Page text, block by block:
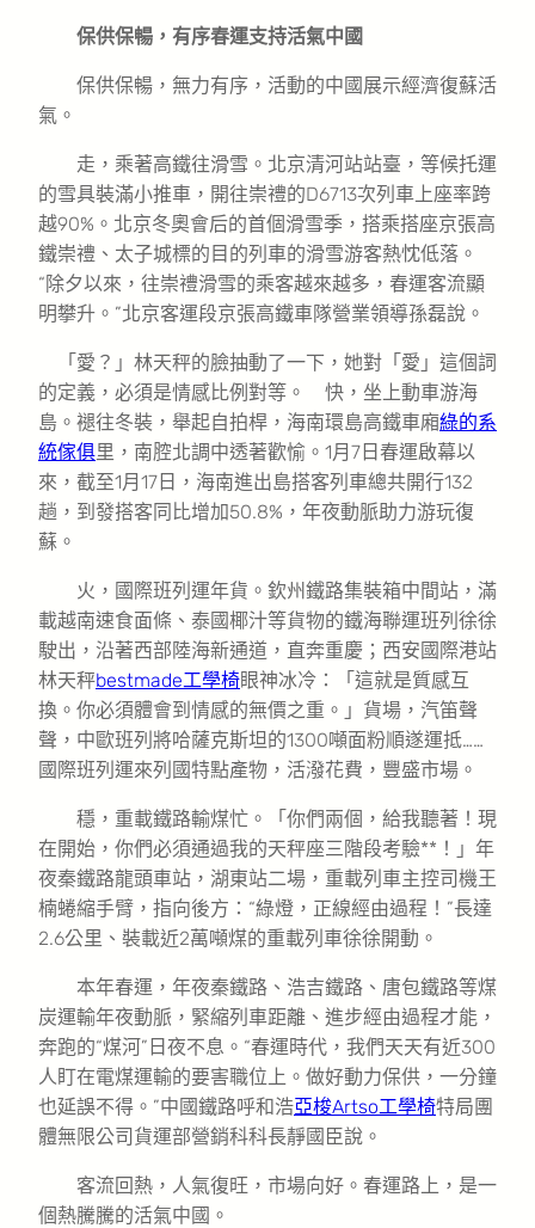
保供保暢，有序春運支持活氣中國
保供保暢，無力有序，活動的中國展示經濟復蘇活
氣。
走，乘著高鐵往滑雪。北京清河站站臺，等候托運
的雪具裝滿小推車，開往崇禮的D6713次列車上座率跨
越90%。北京冬奧會后的首個滑雪季，搭乘搭座京張高
鐵崇禮、太子城標的目的列車的滑雪游客熱忱低落。
“除夕以來，往崇禮滑雪的乘客越來越多，春運客流顯
明攀升。”北京客運段京張高鐵車隊營業領導孫磊說。
「愛？」林天秤的臉抽動了一下，她對「愛」這個詞
的定義，必須是情感比例對等。 快，坐上動車游海
島。褪往冬裝，舉起自拍桿，海南環島高鐵車廂綠的系
統傢俱里，南腔北調中透著歡愉。1月7日春運啟幕以
來，截至1月17日，海南進出島搭客列車總共開行132
趟，到發搭客同比增加50.8%，年夜動脈助力游玩復
蘇。
火，國際班列運年貨。欽州鐵路集裝箱中間站，滿
載越南速食面條、泰國椰汁等貨物的鐵海聯運班列徐徐
駛出，沿著西部陸海新通道，直奔重慶；西安國際港站
林天秤bestmade工學椅眼神冰冷：「這就是質感互
換。你必須體會到情感的無價之重。」貨場，汽笛聲
聲，中歐班列將哈薩克斯坦的1300噸面粉順遂運抵……
國際班列運來列國特點產物，活潑花費，豐盛市場。
穩，重載鐵路輸煤忙。「你們兩個，給我聽著！現
在開始，你們必須通過我的天秤座三階段考驗**！」年
夜秦鐵路龍頭車站，湖東站二場，重載列車主控司機王
楠蜷縮手臂，指向後方：“綠燈，正線經由過程！”長達
2.6公里、裝載近2萬噸煤的重載列車徐徐開動。
本年春運，年夜秦鐵路、浩吉鐵路、唐包鐵路等煤
炭運輸年夜動脈，緊縮列車距離、進步經由過程才能，
奔跑的“煤河”日夜不息。“春運時代，我們天天有近300
人盯在電煤運輸的要害職位上。做好動力保供，一分鐘
也延誤不得。”中國鐵路呼和浩亞梭Artso工學椅特局團
體無限公司貨運部營銷科科長靜國臣說。
客流回熱，人氣復旺，市場向好。春運路上，是一
個熱騰騰的活氣中國。